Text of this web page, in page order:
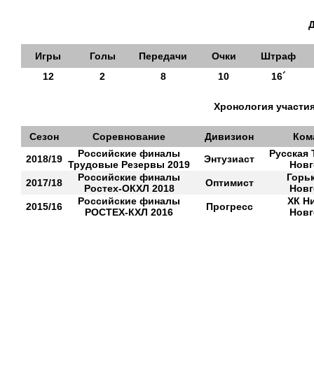
Игры Голы Передачи Очки
Штраф
12
2 8 10 16´
Хронология
Сезон Соревнование Дивизион
2018/19
Российские финалы
Трудовые Резервы 2019
Энтузиаст
Русская
2017/18
Российские финалы
Ростех-ОКХЛ 2018
Оптимист
2015/16
Российские финалы
РОСТЕХ-КХЛ 2016
Прогресс
ХК